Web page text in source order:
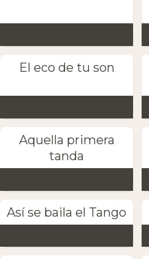
El eco de tu son
Aquella primera
tanda
Así se baila el Tango